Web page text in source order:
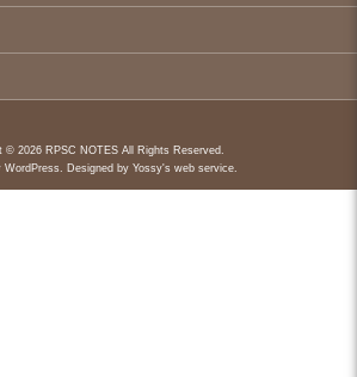
© 2026 RPSC NOTES All Rights Reserved.
WordPress. Designed by Yossy's web service.